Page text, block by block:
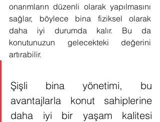
onarımların düzenli olarak yapılmasını
sağlar, böylece bina fiziksel olarak
daha iyi durumda kalır. Bu da
konutunuzun gelecekteki değerini
artırabilir.
Şişli bina yönetimi, bu
avantajlarla konut sahiplerine
daha iyi bir yaşam kalitesi